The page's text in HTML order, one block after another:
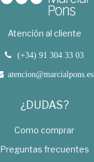
Atención al cliente
(+34) 91 304 33 03
atencion@marcialpons.es
¿DUDAS?
Como comprar
Preguntas frecuentes